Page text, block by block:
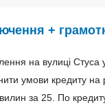
+
на вулиці
умови кредиту
за 25. По